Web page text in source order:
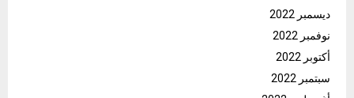
ديسمبر 2022
نوفمبر 2022
أكتوبر 2022
سبتمبر 2022